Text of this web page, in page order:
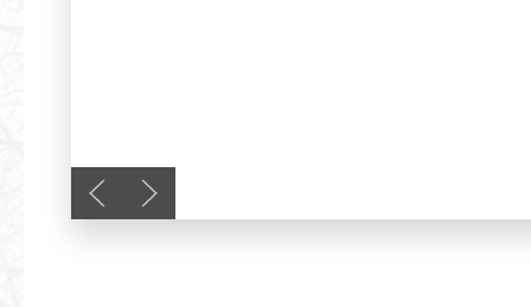
Previous slide
Next slide